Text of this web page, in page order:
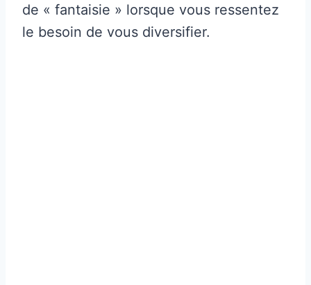
de « fantaisie » lorsque vous ressentez
le besoin de vous diversifier.